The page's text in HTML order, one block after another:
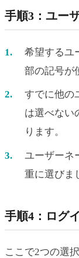
手順3：ユー
希望するユ
部の記号が
すでに他の
は選べない
ります。
ユーザーネ
重に選びま
手順4：ログ
ここで2つの選